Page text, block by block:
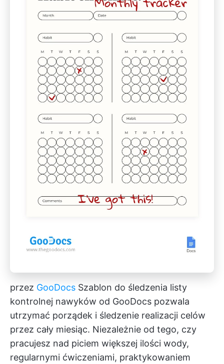
przez GooDocs Szablon do śledzenia listy
kontrolnej nawyków od GooDocs pozwala
utrzymać porządek i śledzenie realizacji celów
przez cały miesiąc. Niezależnie od tego, czy
pracujesz nad piciem większej ilości wody,
regularnymi ćwiczeniami, praktykowaniem